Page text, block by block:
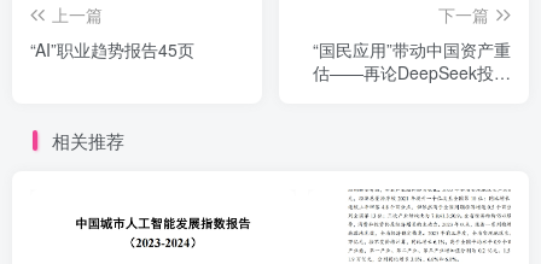
上一篇
“AI”职业趋势报告45页
下一篇
“国民应用”带动中国资产重
估——再论DeepSeek投资
相关推荐